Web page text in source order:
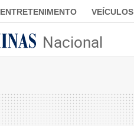
ENTRETENIMENTO VEÍCULOS
Nacional